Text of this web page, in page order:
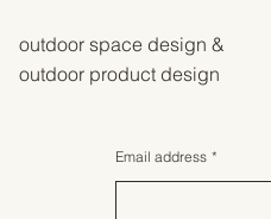
outdoor space design &
outdoor product design
Email address *